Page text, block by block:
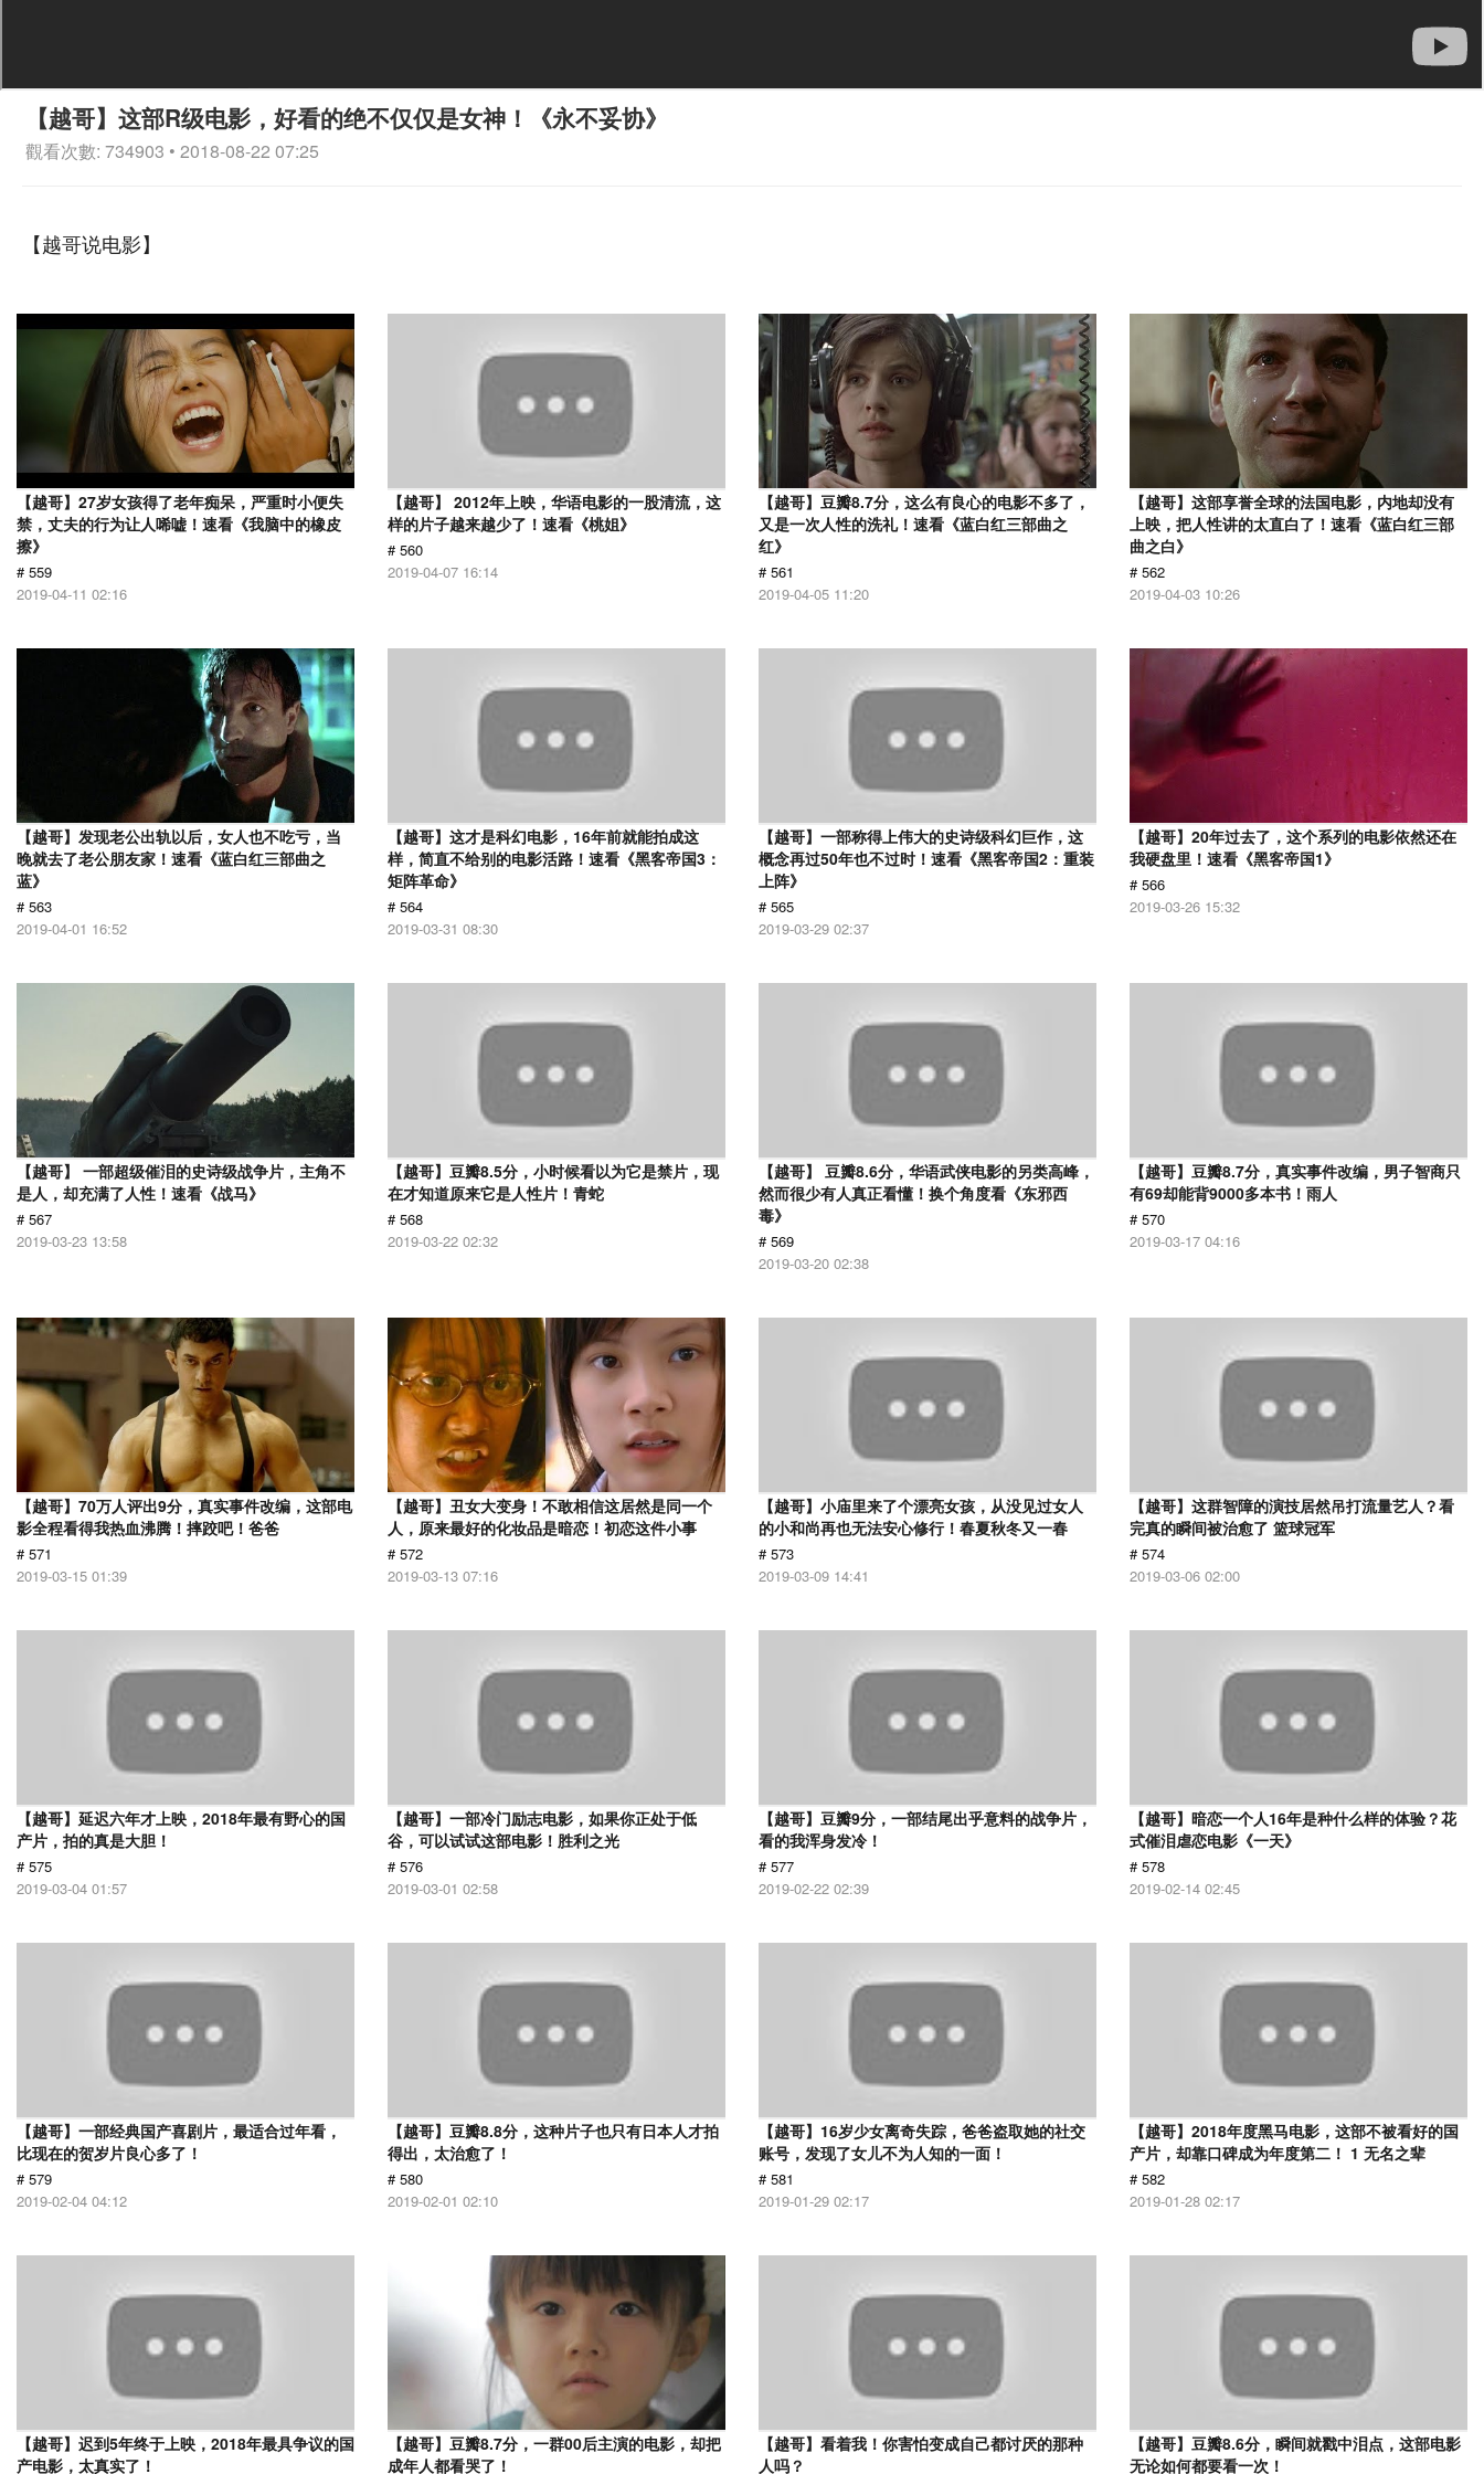
【越哥】这部R级电影，好看的绝不仅仅是女神！《永不妥协》
觀看次數: 734903 • 2018-08-22 07:25
【越哥说电影】
【越哥】27岁女孩得了老年痴呆，严重时小便失
禁，丈夫的行为让人唏嘘！速看《我脑中的橡皮
擦》
# 559
2019-04-11 02:16
【越哥】 2012年上映，华语电影的一股清流，这
样的片子越来越少了！速看《桃姐》
# 560
2019-04-07 16:14
【越哥】豆瓣8.7分，这么有良心的电影不多了，
又是一次人性的洗礼！速看《蓝白红三部曲之
红》
# 561
2019-04-05 11:20
【越哥】这部享誉全球的法国电影，内地却没有
上映，把人性讲的太直白了！速看《蓝白红三部
曲之白》
# 562
2019-04-03 10:26
【越哥】发现老公出轨以后，女人也不吃亏，当
晚就去了老公朋友家！速看《蓝白红三部曲之
蓝》
# 563
2019-04-01 16:52
【越哥】这才是科幻电影，16年前就能拍成这
样，简直不给别的电影活路！速看《黑客帝国3：
矩阵革命》
# 564
2019-03-31 08:30
【越哥】一部称得上伟大的史诗级科幻巨作，这
概念再过50年也不过时！速看《黑客帝国2：重装
上阵》
# 565
2019-03-29 02:37
【越哥】20年过去了，这个系列的电影依然还在
我硬盘里！速看《黑客帝国1》
# 566
2019-03-26 15:32
【越哥】 一部超级催泪的史诗级战争片，主角不
是人，却充满了人性！速看《战马》
# 567
2019-03-23 13:58
【越哥】豆瓣8.5分，小时候看以为它是禁片，现
在才知道原来它是人性片！青蛇
# 568
2019-03-22 02:32
【越哥】 豆瓣8.6分，华语武侠电影的另类高峰，
然而很少有人真正看懂！换个角度看《东邪西
毒》
# 569
2019-03-20 02:38
【越哥】豆瓣8.7分，真实事件改编，男子智商只
有69却能背9000多本书！雨人
# 570
2019-03-17 04:16
【越哥】70万人评出9分，真实事件改编，这部电
影全程看得我热血沸腾！摔跤吧！爸爸
# 571
2019-03-15 01:39
【越哥】丑女大变身！不敢相信这居然是同一个
人，原来最好的化妆品是暗恋！初恋这件小事
# 572
2019-03-13 07:16
【越哥】小庙里来了个漂亮女孩，从没见过女人
的小和尚再也无法安心修行！春夏秋冬又一春
# 573
2019-03-09 14:41
【越哥】这群智障的演技居然吊打流量艺人？看
完真的瞬间被治愈了 篮球冠军
# 574
2019-03-06 02:00
【越哥】延迟六年才上映，2018年最有野心的国
产片，拍的真是大胆！
# 575
2019-03-04 01:57
【越哥】一部冷门励志电影，如果你正处于低
谷，可以试试这部电影！胜利之光
# 576
2019-03-01 02:58
【越哥】豆瓣9分，一部结尾出乎意料的战争片，
看的我浑身发冷！
# 577
2019-02-22 02:39
【越哥】暗恋一个人16年是种什么样的体验？花
式催泪虐恋电影《一天》
# 578
2019-02-14 02:45
【越哥】一部经典国产喜剧片，最适合过年看，
比现在的贺岁片良心多了！
# 579
2019-02-04 04:12
【越哥】豆瓣8.8分，这种片子也只有日本人才拍
得出，太治愈了！
# 580
2019-02-01 02:10
【越哥】16岁少女离奇失踪，爸爸盗取她的社交
账号，发现了女儿不为人知的一面！
# 581
2019-01-29 02:17
【越哥】2018年度黑马电影，这部不被看好的国
产片，却靠口碑成为年度第二！ 1 无名之辈
# 582
2019-01-28 02:17
【越哥】迟到5年终于上映，2018年最具争议的国
产电影，太真实了！
【越哥】豆瓣8.7分，一群00后主演的电影，却把
成年人都看哭了！
【越哥】看着我！你害怕变成自己都讨厌的那种
人吗？
【越哥】豆瓣8.6分，瞬间就戳中泪点，这部电影
无论如何都要看一次！